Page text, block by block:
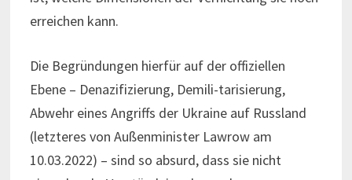
erreichen kann.
Die Begründungen hierfür auf der offiziellen
Ebene – Denazifizierung, Demili-tarisierung,
Abwehr eines Angriffs der Ukraine auf Russland
(letzteres von Außenminister Lawrow am
10.03.2022) – sind so absurd, dass sie nicht